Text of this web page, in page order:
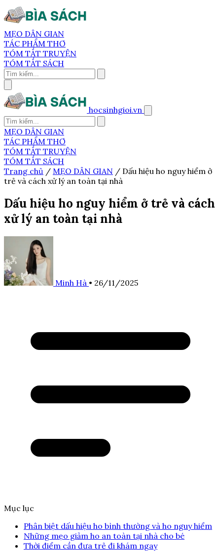
MẸO DÂN GIAN
TÁC PHẨM THƠ
TÓM TẮT TRUYỆN
TÓM TẮT SÁCH
hocsinhgioi.vn
MẸO DÂN GIAN
TÁC PHẨM THƠ
TÓM TẮT TRUYỆN
TÓM TẮT SÁCH
Trang chủ / MẸO DÂN GIAN / Dấu hiệu ho nguy hiểm ở
trẻ và cách xử lý an toàn tại nhà
Dấu hiệu ho nguy hiểm ở trẻ và cách
xử lý an toàn tại nhà
Minh Hà • 26/11/2025
Mục lục
Phân biệt dấu hiệu ho bình thường và ho nguy hiểm
Những mẹo giảm ho an toàn tại nhà cho bé
Thời điểm cần đưa trẻ đi khám ngay